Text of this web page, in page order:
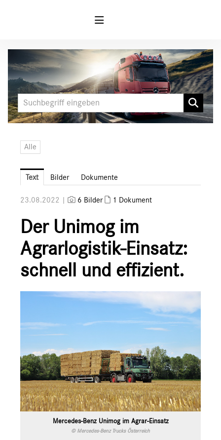
Meldungen
MARKEN & PRODUKTE
FUSO
Mercedes-Benz
Media
Downloads
Ansprechpartner
Alle
Text Bilder Dokumente
23.08.2022 | 6 Bilder 1 Dokument
Der Unimog im
Agrarlogistik-Einsatz:
schnell und effizient.
Mercedes-Benz Unimog im Agrar-Einsatz
© Mercedes-Benz Trucks Österreich